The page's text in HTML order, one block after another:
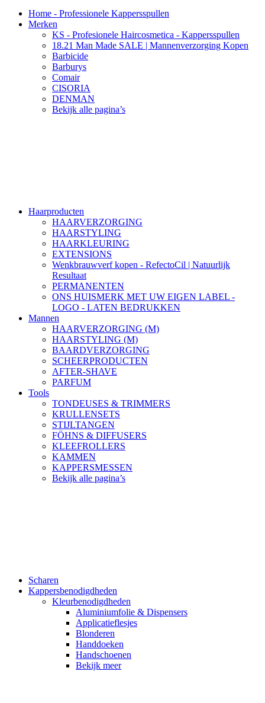
Home - Professionele Kappersspullen
Merken
KS - Profesionele Haircosmetica - Kappersspullen
18.21 Man Made SALE | Mannenverzorging Kopen
Barbicide
Barburys
Comair
CISORIA
DENMAN
Bekijk alle pagina’s
Haarproducten
HAARVERZORGING
HAARSTYLING
HAARKLEURING
EXTENSIONS
Wenkbrauwverf kopen - RefectoCil | Natuurlijk
Resultaat
PERMANENTEN
ONS HUISMERK MET UW EIGEN LABEL -
LOGO - LATEN BEDRUKKEN
Mannen
HAARVERZORGING (M)
HAARSTYLING (M)
BAARDVERZORGING
SCHEERPRODUCTEN
AFTER-SHAVE
PARFUM
Tools
TONDEUSES & TRIMMERS
KRULLENSETS
STIJLTANGEN
FÖHNS & DIFFUSERS
KLEEFROLLERS
KAMMEN
KAPPERSMESSEN
Bekijk alle pagina’s
Scharen
Kappersbenodigdheden
Kleurbenodigdheden
Aluminiumfolie & Dispensers
Applicatieflesjes
Blonderen
Handdoeken
Handschoenen
Bekijk meer